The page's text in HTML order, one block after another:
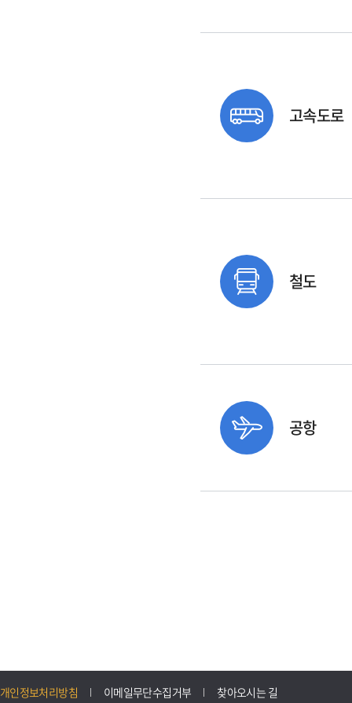
고속도로
철도
공항
개인정보처리방침 이메일무단수집거부 찾아오시는 길